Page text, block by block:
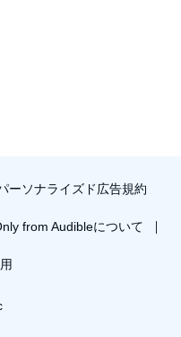
ーソナライズド広告規約
from Audibleについて